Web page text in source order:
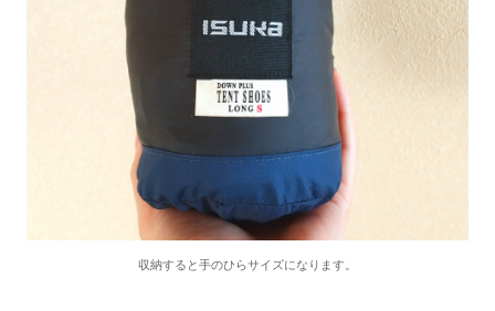
収納すると手のひらサイズになります。